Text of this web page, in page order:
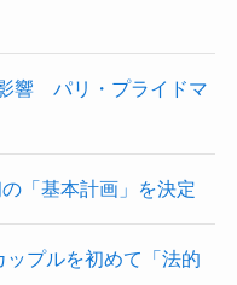
響 パリ・プライドマ
「基本計画」を決定
プルを初めて「法的